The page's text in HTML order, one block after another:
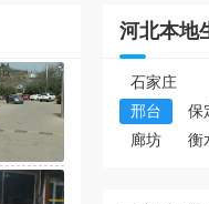
河北本地
石家庄
邢台
保
廊坊
衡